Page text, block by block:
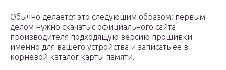
Обычно делается это следующим образом: первым
делом нужно скачать с официального сайта
производителя подходящую версию прошивки
именно для вашего устройства и записать ее в
корневой каталог карты памяти.